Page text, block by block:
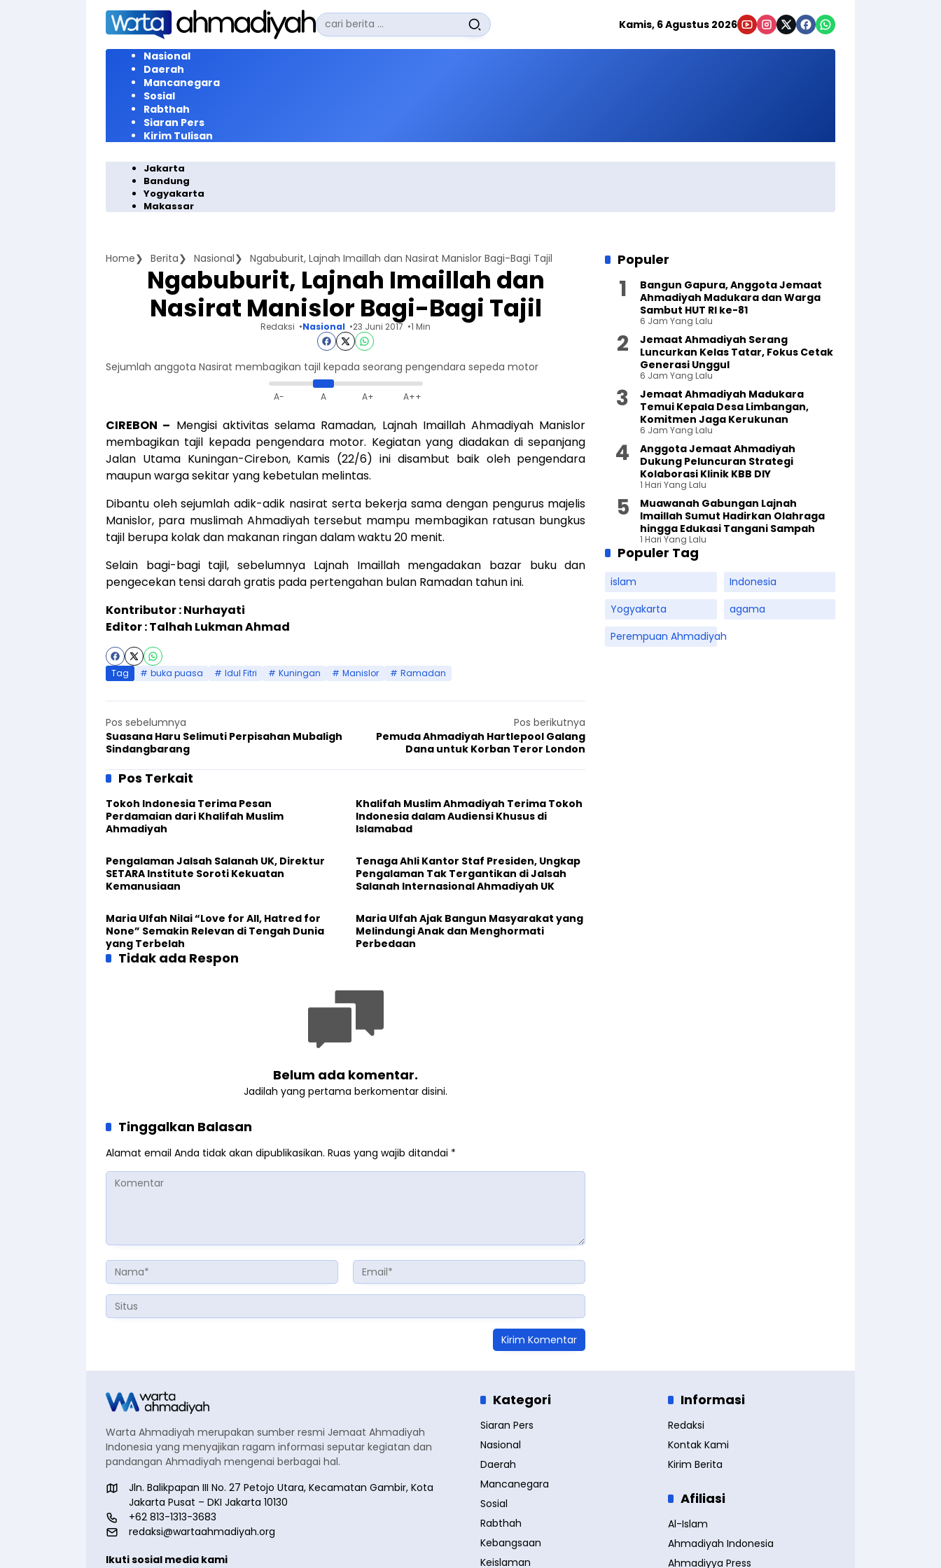
Langsung
konten
Pencarian
untuk:
Kamis, 6 Agustus 2026
Nasional
Daerah
Mancanegara
Sosial
Rabthah
Siaran Pers
Kirim Tulisan
Jakarta
Bandung
Yogyakarta
Makassar
Home Berita Nasional Ngabuburit, Lajnah Imaillah dan Nasirat Manislor Bagi-Bagi Tajil
Ngabuburit, Lajnah Imaillah dan
Nasirat Manislor Bagi-Bagi Tajil
Redaksi Nasional 23 Juni 2017 1 Min
Sejumlah anggota Nasirat membagikan tajil kepada seorang pengendara sepeda motor
A- A A+ A++
CIREBON – Mengisi aktivitas selama Ramadan, Lajnah Imaillah Ahmadiyah Manislor
membagikan tajil kepada pengendara motor. Kegiatan yang diadakan di sepanjang
Jalan Utama Kuningan-Cirebon, Kamis (22/6) ini disambut baik oleh pengendara
maupun warga sekitar yang kebetulan melintas.
Dibantu oleh sejumlah adik-adik nasirat serta bekerja sama dengan pengurus majelis
Manislor, para muslimah Ahmadiyah tersebut mampu membagikan ratusan bungkus
tajil berupa kolak dan makanan ringan dalam waktu 20 menit.
Selain bagi-bagi tajil, sebelumnya Lajnah Imaillah mengadakan bazar buku dan
pengecekan tensi darah gratis pada pertengahan bulan Ramadan tahun ini.
Kontributor : Nurhayati
Editor : Talhah Lukman Ahmad
Tag buka puasa Idul Fitri Kuningan Manislor Ramadan
Pos sebelumnya
Suasana Haru Selimuti Perpisahan Mubaligh
Sindangbarang
Pos berikutnya
Pemuda Ahmadiyah Hartlepool Galang
Dana untuk Korban Teror London
Pos Terkait
Tokoh Indonesia Terima Pesan
Perdamaian dari Khalifah Muslim
Ahmadiyah
Khalifah Muslim Ahmadiyah Terima Tokoh
Indonesia dalam Audiensi Khusus di
Islamabad
Pengalaman Jalsah Salanah UK, Direktur
SETARA Institute Soroti Kekuatan
Kemanusiaan
Tenaga Ahli Kantor Staf Presiden, Ungkap
Pengalaman Tak Tergantikan di Jalsah
Salanah Internasional Ahmadiyah UK
Maria Ulfah Nilai “Love for All, Hatred for
None” Semakin Relevan di Tengah Dunia
yang Terbelah
Maria Ulfah Ajak Bangun Masyarakat yang
Melindungi Anak dan Menghormati
Perbedaan
Tidak ada Respon
Belum ada komentar.
Jadilah yang pertama berkomentar disini.
Tinggalkan Balasan
Alamat email Anda tidak akan dipublikasikan. Ruas yang wajib ditandai *
Populer
Bangun Gapura, Anggota Jemaat
Ahmadiyah Madukara dan Warga
Sambut HUT RI ke-81
6 Jam Yang Lalu
Jemaat Ahmadiyah Serang
Luncurkan Kelas Tatar, Fokus Cetak
Generasi Unggul
6 Jam Yang Lalu
Jemaat Ahmadiyah Madukara
Temui Kepala Desa Limbangan,
Komitmen Jaga Kerukunan
6 Jam Yang Lalu
Anggota Jemaat Ahmadiyah
Dukung Peluncuran Strategi
Kolaborasi Klinik KBB DIY
1 Hari Yang Lalu
Muawanah Gabungan Lajnah
Imaillah Sumut Hadirkan Olahraga
hingga Edukasi Tangani Sampah
1 Hari Yang Lalu
Populer Tag
islam
Indonesia
Yogyakarta
agama
Perempuan Ahmadiyah
Warta Ahmadiyah merupakan sumber resmi Jemaat Ahmadiyah
Indonesia yang menyajikan ragam informasi seputar kegiatan dan
pandangan Ahmadiyah mengenai berbagai hal.
Jln. Balikpapan III No. 27 Petojo Utara, Kecamatan Gambir, Kota
Jakarta Pusat – DKI Jakarta 10130
+62 813-1313-3683
redaksi@wartaahmadiyah.org
Ikuti sosial media kami
Kategori
Siaran Pers
Nasional
Daerah
Mancanegara
Sosial
Rabthah
Kebangsaan
Keislaman
Informasi
Redaksi
Kontak Kami
Kirim Berita
Afiliasi
Al-Islam
Ahmadiyah Indonesia
Ahmadiyya Press